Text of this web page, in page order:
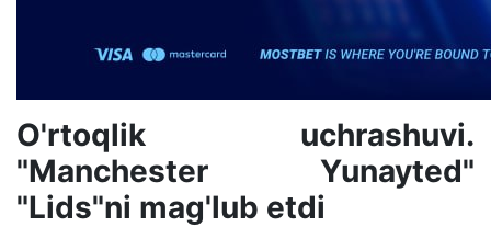
O'rtoqlik uchrashuvi.
"Manchester Yunayted"
"Lids"ni mag'lub etdi